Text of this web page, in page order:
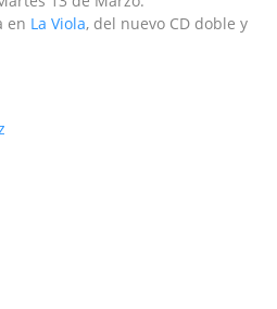
en La Viola, del nuevo CD doble y